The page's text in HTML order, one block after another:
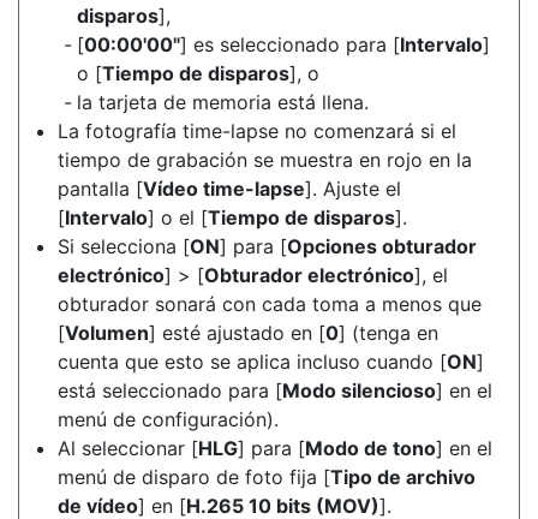
disparos],
[00:00'00"] es seleccionado para [Intervalo]
o [Tiempo de disparos], o
la tarjeta de memoria está llena.
La fotografía time-lapse no comenzará si el
tiempo de grabación se muestra en rojo en la
pantalla [Vídeo time-lapse]. Ajuste el
[Intervalo] o el [Tiempo de disparos].
Si selecciona [ON] para [Opciones obturador
electrónico] > [Obturador electrónico], el
obturador sonará con cada toma a menos que
[Volumen] esté ajustado en [0] (tenga en
cuenta que esto se aplica incluso cuando [ON]
está seleccionado para [Modo silencioso] en el
menú de configuración).
Al seleccionar [HLG] para [Modo de tono] en el
menú de disparo de foto fija [Tipo de archivo
de vídeo] en [H.265 10 bits (MOV)].